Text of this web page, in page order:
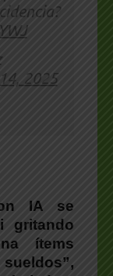
2025
IA se
gritando
ítems